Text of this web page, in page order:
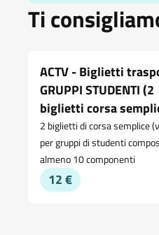
Ti
ACTV - Biglietti
GRUPPI STUDENTI (2
biglietti corsa
2 biglietti di corsa semplice
per gruppi di studenti
almeno 10 componenti
12 €